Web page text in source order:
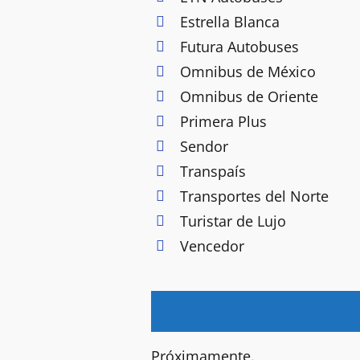
Estrella Blanca
Futura Autobuses
Omnibus de México
Omnibus de Oriente
Primera Plus
Sendor
Transpaís
Transportes del Norte
Turistar de Lujo
Vencedor
Próximamente.